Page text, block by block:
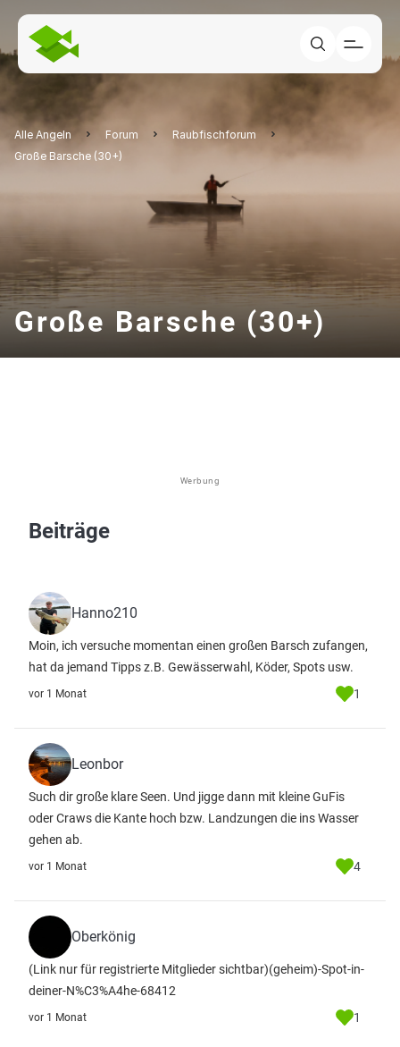
Alle Angeln Forum
Raubfischforum
Große Barsche (30+)
Große Barsche (30+)
Werbung
Beiträge
Hanno210
Moin, ich versuche momentan einen großen Barsch zufangen,
hat da jemand Tipps z.B. Gewässerwahl, Köder, Spots usw.
vor 1 Monat 1
Leonbor
Such dir große klare Seen. Und jigge dann mit kleine GuFis
oder Craws die Kante hoch bzw. Landzungen die ins Wasser
gehen ab.
vor 1 Monat 4
Oberkönig
(Link nur für registrierte Mitglieder sichtbar)(geheim)-Spot-in-
deiner-N%C3%A4he-68412
vor 1 Monat 1